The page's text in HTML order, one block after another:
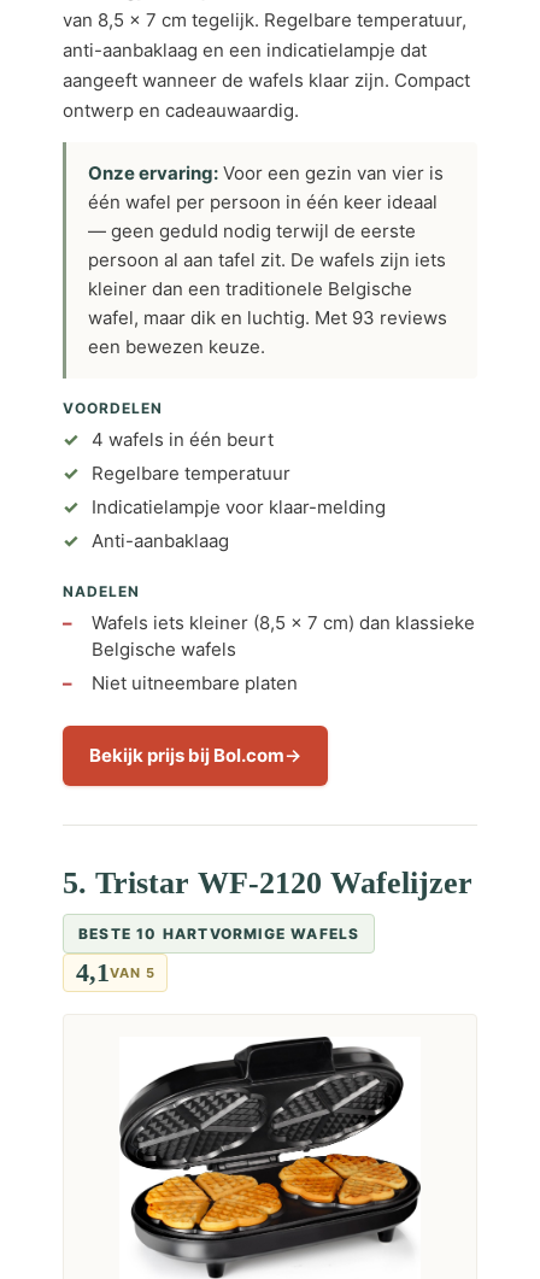
van 8,5 x 7 cm tegelijk. Regelbare temperatuur,
anti-aanbaklaag en een indicatielampje dat
aangeeft wanneer de wafels klaar zijn. Compact
ontwerp en cadeauwaardig.
Onze ervaring: Voor een gezin van vier is
één wafel per persoon in één keer ideaal
— geen geduld nodig terwijl de eerste
persoon al aan tafel zit. De wafels zijn iets
kleiner dan een traditionele Belgische
wafel, maar dik en luchtig. Met 93 reviews
een bewezen keuze.
VOORDELEN
4 wafels in één beurt
Regelbare temperatuur
Indicatielampje voor klaar-melding
Anti-aanbaklaag
NADELEN
Wafels iets kleiner (8,5 x 7 cm) dan klassieke
Belgische wafels
Niet uitneembare platen
Bekijk prijs bij Bol.com
5. Tristar WF-2120 Wafelijzer
BESTE 10 HARTVORMIGE WAFELS
4,1VAN 5